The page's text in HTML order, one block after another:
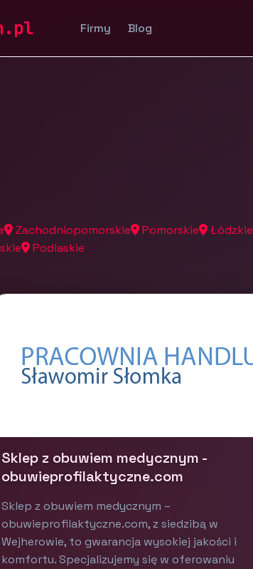
Firmy Blog
Zachodniopomorskie Pomorskie Łódzkie
Podlaskie
Sklep z obuwiem medycznym -
obuwieprofilaktyczne.com
Sklep z obuwiem medycznym –
obuwieprofilaktyczne.com, z siedzibą w
Wejherowie, to gwarancja wysokiej jakości i
komfortu. Specjalizujemy się w oferowaniu